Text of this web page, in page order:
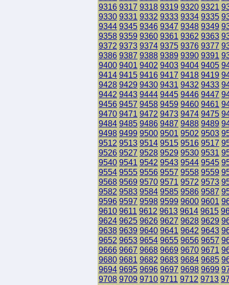
9316 9317 9318 9319 9320 9321
9330 9331 9332 9333 9334 9335
9344 9345 9346 9347 9348 9349
9358 9359 9360 9361 9362 9363
9372 9373 9374 9375 9376 9377
9386 9387 9388 9389 9390 9391
9400 9401 9402 9403 9404 9405
9414 9415 9416 9417 9418 9419
9428 9429 9430 9431 9432 9433
9442 9443 9444 9445 9446 9447
9456 9457 9458 9459 9460 9461
9470 9471 9472 9473 9474 9475
9484 9485 9486 9487 9488 9489
9498 9499 9500 9501 9502 9503
9512 9513 9514 9515 9516 9517
9526 9527 9528 9529 9530 9531
9540 9541 9542 9543 9544 9545
9554 9555 9556 9557 9558 9559
9568 9569 9570 9571 9572 9573
9582 9583 9584 9585 9586 9587
9596 9597 9598 9599 9600 9601
9610 9611 9612 9613 9614 9615
9624 9625 9626 9627 9628 9629
9638 9639 9640 9641 9642 9643
9652 9653 9654 9655 9656 9657
9666 9667 9668 9669 9670 9671
9680 9681 9682 9683 9684 9685
9694 9695 9696 9697 9698 9699
9708 9709 9710 9711 9712 9713